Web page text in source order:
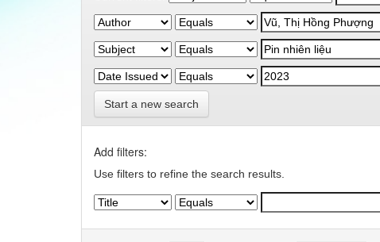
Start a new search
Add filters:
Use filters to refine the search results.